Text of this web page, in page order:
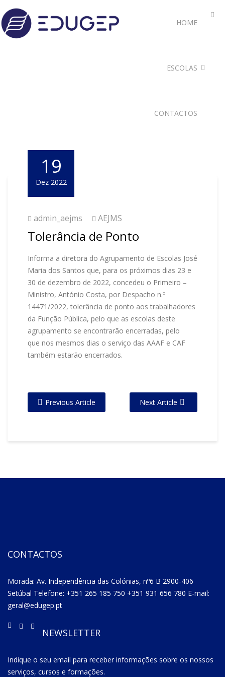
HOME
ESCOLAS
CONTACTOS
19
Dez 2022
admin_aejms AEJMS
Tolerância de Ponto
Informa a diretora do Agrupamento de Escolas José
Maria dos Santos que, para os próximos dias 23 e
30 de dezembro de 2022, concedeu o Primeiro –
Ministro, António Costa, por Despacho n.º
14471/2022, tolerância de ponto aos trabalhadores
da Função Pública, pelo que as escolas deste
agrupamento se encontrarão encerradas, pelo
que nos mesmos dias o serviço das AAAF e CAF
também estarão encerrados.
Previous Article Next Article
CONTACTOS
Morada: Av. Independência das Colónias, nº6 B 2900-406
Setúbal Telefone: +351 265 185 750 +351 931 656 780 E-mail:
geral@edugep.pt
NEWSLETTER
Indique o seu email para receber informações sobre os nossos
serviços, cursos e formações.